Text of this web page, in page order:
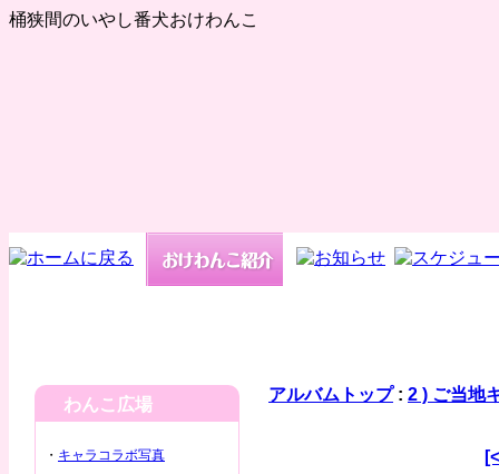
桶狭間のいやし番犬おけわんこ
わんこ広場
・ キャラコラボ写真
アルバムトップ: 2 ) ご当地